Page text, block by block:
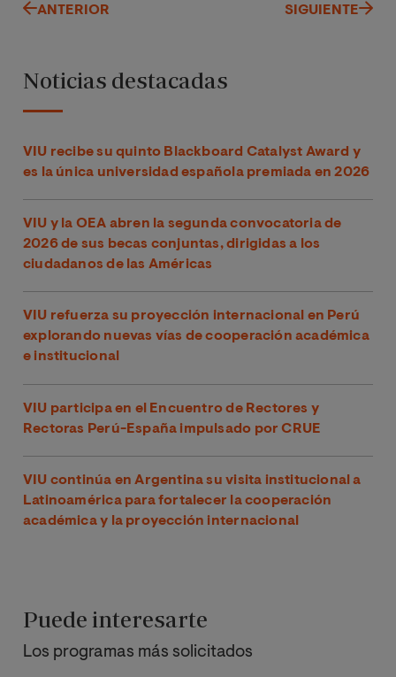
ANTERIOR SIGUIENTE
Noticias destacadas
VIU recibe su quinto Blackboard Catalyst Award y
es la única universidad española premiada en 2026
VIU y la OEA abren la segunda convocatoria de
2026 de sus becas conjuntas, dirigidas a los
ciudadanos de las Américas
VIU refuerza su proyección internacional en Perú
explorando nuevas vías de cooperación académica
e institucional
VIU participa en el Encuentro de Rectores y
Rectoras Perú-España impulsado por CRUE
VIU continúa en Argentina su visita institucional a
Latinoamérica para fortalecer la cooperación
académica y la proyección internacional
Puede interesarte
Los programas más solicitados